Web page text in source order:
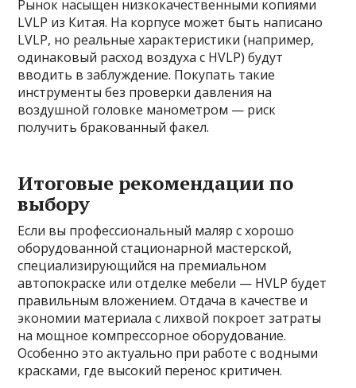
Рынок насыщен низкокачественными копиями
LVLP из Китая. На корпусе может быть написано
LVLP, но реальные характеристики (например,
одинаковый расход воздуха с HVLP) будут
вводить в заблуждение. Покупать такие
инструменты без проверки давления на
воздушной головке манометром — риск
получить бракованный факел.
Итоговые рекомендации по
выбору
Если вы профессиональный маляр с хорошо
оборудованной стационарной мастерской,
специализирующийся на премиальном
автопокраске или отделке мебели — HVLP будет
правильным вложением. Отдача в качестве и
экономии материала с лихвой покроет затраты
на мощное компрессорное оборудование.
Особенно это актуально при работе с водными
красками, где высокий перенос критичен.